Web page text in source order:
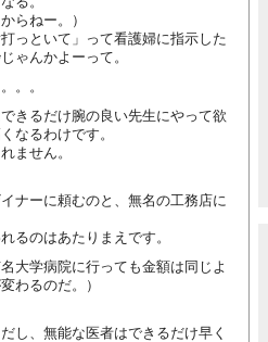
らねー。）
っといて」って看護婦に指示した
ゃんかよーって。
。。
きるだけ腕の良い先生にやって欲
なるわけです。
ません。
ナーに頼むのと、無名の工務店に
るのはあたりまえです。
大学病院に行っても金額は同じよ
わるのだ。）
し、無能な医者はできるだけ早く